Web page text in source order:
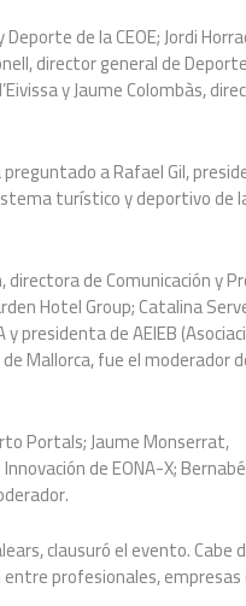
de la CEOE; Jordi
director general de
y Jaume Colombàs,
a Rafael Gil,
turístico y deportivo de
de Comunicación y
Hotel Group; Catalina
presidenta de AEIEB
Mallorca, fue el moderador
Portals; Jaume Monserrat,
de EONA-X;
clausuró el evento. Cabe
profesionales, empresas